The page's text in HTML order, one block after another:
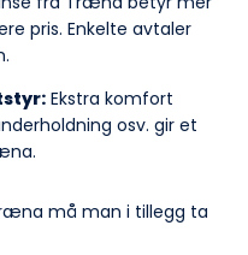
pris. Enkelte avtaler
Ekstra komfort
osv. gir et
må man i tillegg ta